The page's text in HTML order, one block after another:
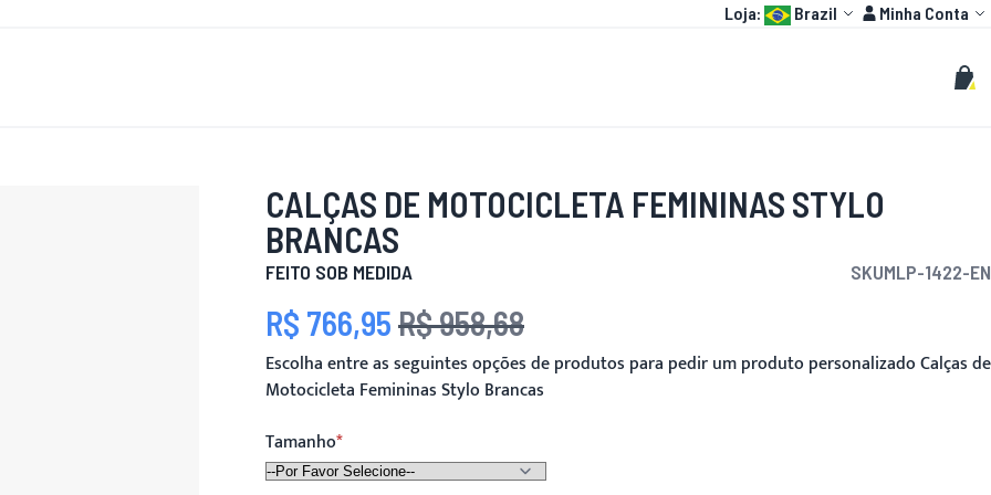
Language:
Loja: Brazil ContaMinha Conta
Buscar
CALÇAS DE MOTOCICLETA FEMININAS STYLO
BRANCAS
FEITO SOB MEDIDA SKUMLP-1422-EN
Preço Especial
R$ 766,95 Preço
R$ 958,68
Escolha entre as seguintes opções de produtos para pedir um produto personalizado Calças de
Motocicleta Femininas Stylo Brancas
Tamanho